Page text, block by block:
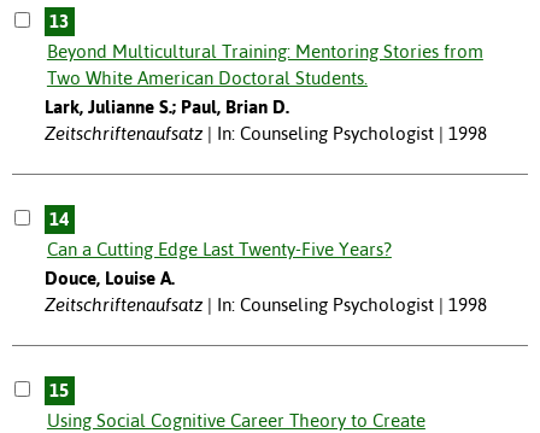
13
Beyond Multicultural Training: Mentoring Stories from
Two White American Doctoral Students.
Lark, Julianne S.; Paul, Brian D.
Zeitschriftenaufsatz
In: Counseling Psychologist | 1998
14
Can a Cutting Edge Last Twenty-Five Years?
Douce, Louise A.
Zeitschriftenaufsatz
In: Counseling Psychologist | 1998
15
Using Social Cognitive Career Theory to Create